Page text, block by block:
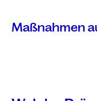
Maßnahmen